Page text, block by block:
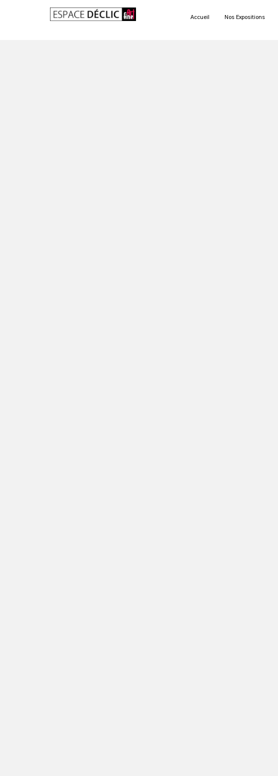
Accueil Nos Expositions